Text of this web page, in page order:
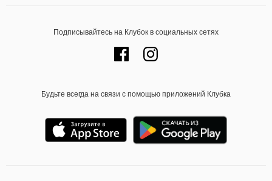
Подписывайтесь на Клубок в социальных сетях
Будьте всегда на связи с помощью приложений Клубка